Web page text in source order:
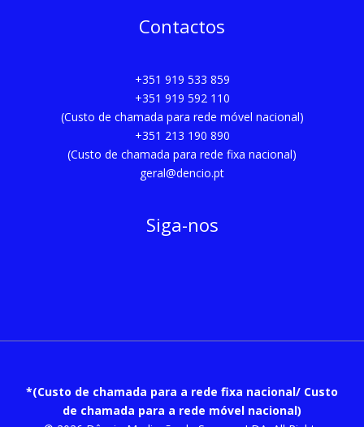
Contactos
+351 919 533 859
+351 919 592 110
(Custo de chamada para rede móvel nacional)
+351 213 190 890
(Custo de chamada para rede fixa nacional)
geral@dencio.pt
Siga-nos
*(Custo de chamada para a rede fixa nacional/ Custo
de chamada para a rede móvel nacional)